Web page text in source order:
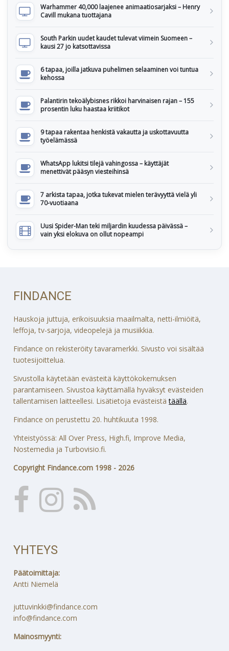
Warhammer 40,000 laajenee animaatiosarjaksi – Henry
Cavill mukana tuottajana
South Parkin uudet kaudet tulevat viimein Suomeen –
kausi 27 jo katsottavissa
6 tapaa, joilla jatkuva puhelimen selaaminen voi tuntua
kehossa
Palantirin tekoälybisnes rikkoi harvinaisen rajan – 155
prosentin luku haastaa kriitikot
9 tapaa rakentaa henkistä vakautta ja uskottavuutta
työelämässä
WhatsApp lukitsi tilejä vahingossa – käyttäjät
menettivät pääsyn viesteihinsä
7 arkista tapaa, jotka tukevat mielen terävyyttä vielä yli
70-vuotiaana
Uusi Spider-Man teki miljardin kuudessa päivässä –
vain yksi elokuva on ollut nopeampi
FINDANCE
Hauskoja juttuja, erikoisuuksia maailmalta, netti-ilmiöitä,
leffoja, tv-sarjoja, videopelejä ja musiikkia.
Findance on rekisteröity tavaramerkki. Sivusto voi sisältää
tuotesijoittelua.
Sivustolla käytetään evästeitä käyttökokemuksen
parantamiseen. Sivustoa käyttämällä hyväksyt evästeiden
tallentamisen laitteellesi. Lisätietoja evästeistätäällä.
Findance on perustettu 20. huhtikuuta 1998.
Yhteistyössä: All Over Press, High.fi, Improve Media,
Nostemedia ja Turbovisio.fi.
Copyright Findance.com 1998 - 2026
YHTEYS
Päätoimittaja:
Antti Niemelä
juttuvinkki@findance.com
info@findance.com
Mainosmyynti: